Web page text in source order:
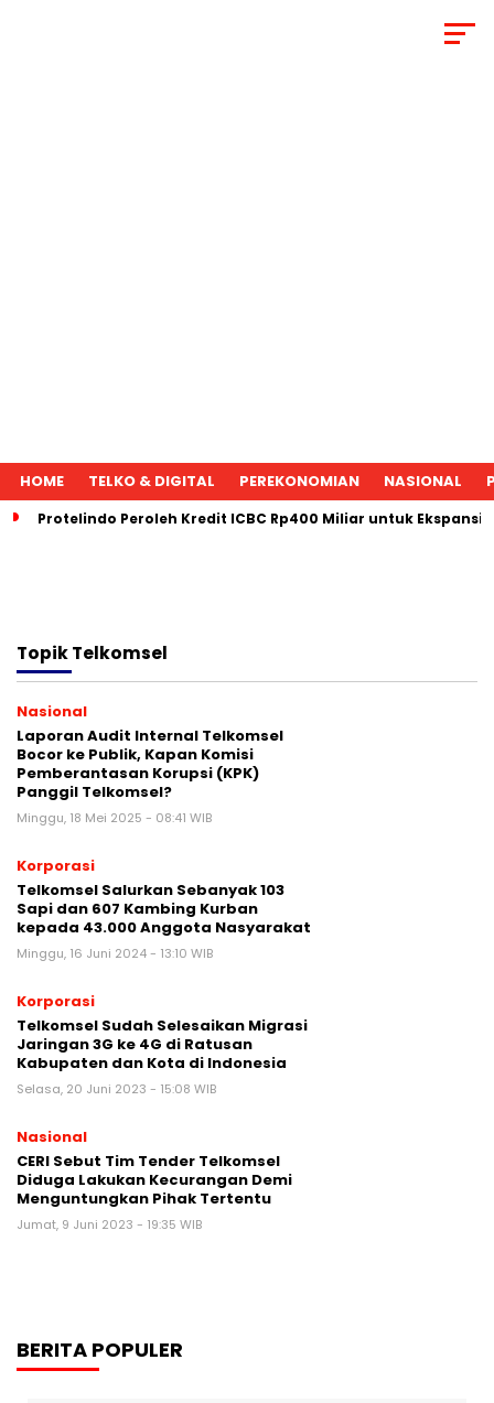
HOME TELKO & DIGITAL PEREKONOMIAN NASIONAL
Protelindo Peroleh Kredit ICBC Rp400 Miliar untuk Ekspansi
TopikTelkomsel
Nasional
Laporan Audit Internal Telkomsel
Bocor ke Publik, Kapan Komisi
Pemberantasan Korupsi (KPK)
Panggil Telkomsel?
Minggu, 18 Mei 2025 - 08:41 WIB
Korporasi
Telkomsel Salurkan Sebanyak 103
Sapi dan 607 Kambing Kurban
kepada 43.000 Anggota Nasyarakat
Minggu, 16 Juni 2024 - 13:10 WIB
Korporasi
Telkomsel Sudah Selesaikan Migrasi
Jaringan 3G ke 4G di Ratusan
Kabupaten dan Kota di Indonesia
Selasa, 20 Juni 2023 - 15:08 WIB
Nasional
CERI Sebut Tim Tender Telkomsel
Diduga Lakukan Kecurangan Demi
Menguntungkan Pihak Tertentu
Jumat, 9 Juni 2023 - 19:35 WIB
BERITA POPULER